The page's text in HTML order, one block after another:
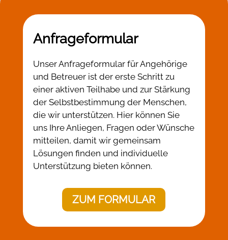
Anfrageformular
Unser Anfrageformular für Angehörige
und Betreuer ist der erste Schritt zu
einer aktiven Teilhabe und zur Stärkung
der Selbstbestimmung der Menschen,
die wir unterstützen. Hier können Sie
uns Ihre Anliegen, Fragen oder Wünsche
mitteilen, damit wir gemeinsam
Lösungen finden und individuelle
Unterstützung bieten können.
ZUM FORMULAR